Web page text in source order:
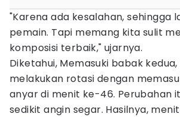
"Karena ada kesalahan, sehingga
pemain. Tapi memang kita sulit
komposisi terbaik," ujarnya.
Diketahui, Memasuki babak kedua,
melakukan rotasi dengan
anyar di menit ke-46. Perubahan
sedikit angin segar. Hasilnya,